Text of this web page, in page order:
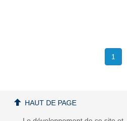
1
HAUT DE PAGE